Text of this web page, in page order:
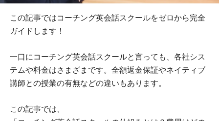
この記事ではコーチング英会話スクールをゼロから完全
ガイドします！
一口にコーチング英会話スクールと言っても、各社シス
テムや料金はさまざまです。全額返金保証やネイティブ
講師との授業の有無などの違いもあります。
この記事では、